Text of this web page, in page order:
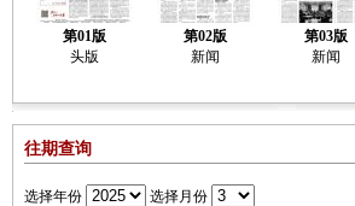
第01版
头版
第02版
新闻
第03版
新闻
往期查询
选择年份 选择月份